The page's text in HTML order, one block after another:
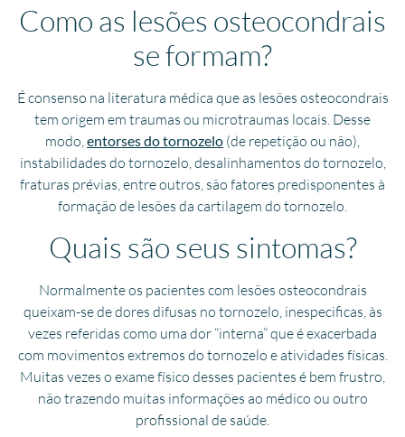
Como as lesões osteocondrais
se formam?
É consenso na literatura médica que as lesões osteocondrais
tem origem em traumas ou microtraumas locais. Desse
modo,entorses do tornozelo (de repetição ou não),
instabilidades do tornozelo, desalinhamentos do tornozelo,
fraturas prévias, entre outros, são fatores predisponentes à
formação de lesões da cartilagem do tornozelo.
Quais são seus sintomas?
Normalmente os pacientes com lesões osteocondrais
queixam-se de dores difusas no tornozelo, inespecificas, às
vezes referidas como uma dor “interna” que é exacerbada
com movimentos extremos do tornozelo e atividades físicas.
Muitas vezes o exame físico desses pacientes é bem frustro,
não trazendo muitas informações ao médico ou outro
profissional de saúde.